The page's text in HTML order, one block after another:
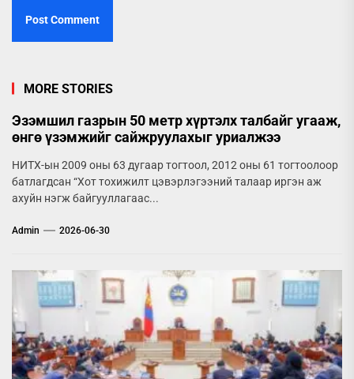
MORE STORIES
Эзэмшил газрын 50 метр хүртэлх талбайг угааж,
өнгө үзэмжийг сайжруулахыг уриалжээ
НИТХ-ын 2009 оны 63 дугаар тогтоол, 2012 оны 61 тогтоолоор
батлагдсан “Хот тохижилт цэвэрлэгээний талаар иргэн аж
ахуйн нэгж байгууллагаас...
Admin 2026-06-30